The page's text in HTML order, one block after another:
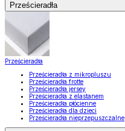
Prześcieradła
Prześcieradła
Prześcieradła z mikropluszu
Prześcieradła frotte
Prześcieradła jersey
Prześcieradła z elastanem
Prześcieradła płócienne
Prześcieradła dla dzieci
Prześcieradła nieprzepuszczalne